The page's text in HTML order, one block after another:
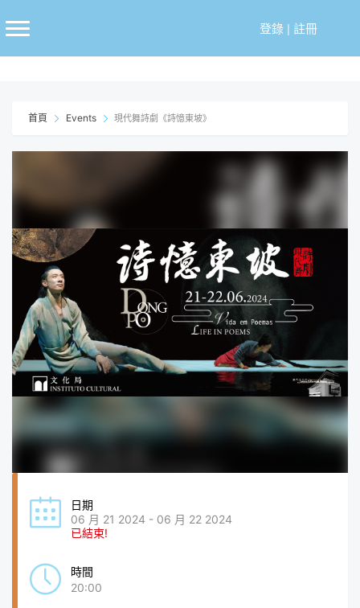
至
登錄| 註冊
首頁 Events 現代舞詩劇《詩憶東坡》
日期
06 月 21 2024 - 06 月 22 2024
已結束!
時間
20:00